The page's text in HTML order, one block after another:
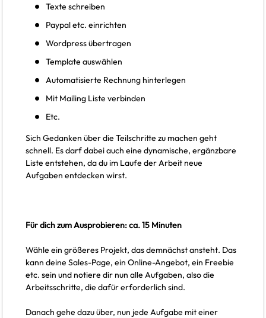
Texte schreiben
Paypal etc. einrichten
Wordpress übertragen
Template auswählen
Automatisierte Rechnung hinterlegen
Mit Mailing Liste verbinden
Etc.
Sich Gedanken über die Teilschritte zu machen geht
schnell. Es darf dabei auch eine dynamische, ergänzbare
Liste entstehen, da du im Laufe der Arbeit neue
Aufgaben entdecken wirst.
Für dich zum Ausprobieren: ca. 15 Minuten
Wähle ein größeres Projekt, das demnächst ansteht. Das
kann deine Sales-Page, ein Online-Angebot, ein Freebie
etc. sein und notiere dir nun alle Aufgaben, also die
Arbeitsschritte, die dafür erforderlich sind.
Danach gehe dazu über, nun jede Aufgabe mit einer